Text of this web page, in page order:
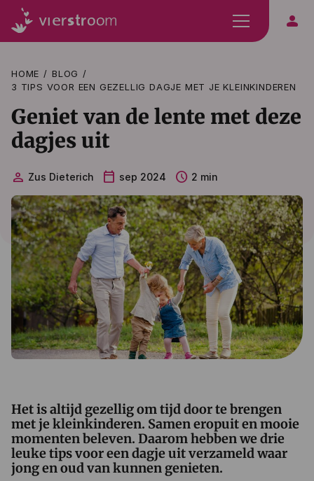
person
HOME
BLOG
3 TIPS VOOR EEN GEZELLIG DAGJE MET JE KLEINKINDEREN
Geniet van de lente met deze
dagjes uit
person Zus Dieterich calendar_today sep 2024 schedule 2 min
Het is altijd gezellig om tijd door te brengen
met je kleinkinderen. Samen eropuit en mooie
momenten beleven. Daarom hebben we drie
leuke tips voor een dagje uit verzameld waar
jong en oud van kunnen genieten.